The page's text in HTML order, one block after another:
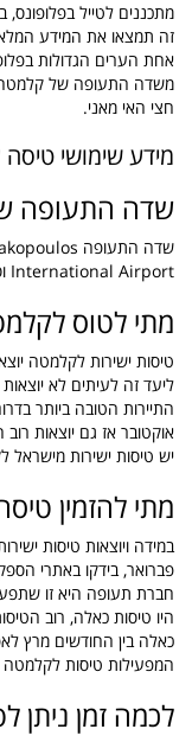
מתכננים לטייל
זה תמצאו את המידע
אחת הערים הגדולות
משדה התעופה של קלמטה
חצי האי מאני.
מידע שימושי
שדה התעופה
International Airport וסימונו KLX
מתי לטוס
טיסות ישירות לקלמטה
ליעד זה לעיתים לא
התיירות הטובה ביותר
אוקטובר אז גם יוצאות
יש טיסות ישירות מישראל
מתי להזמין
במידה ויוצאות טיסות
פברואר, בידקו באתרי
חברת תעופה היא זו
היו טיסות כאלה, רוב
כאלה בין החודשים מרץ
המפעילות טיסות לקלמטה
לכמה זמן ניתן